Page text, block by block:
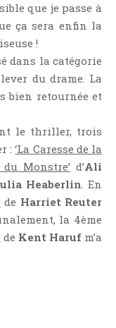
que je passe à
ça sera enfin la
!
dans la catégorie
du drame. La
bien retournée et
le thriller, trois
:‘La Caresse de la
du Monstre’ d’Ali
Heaberlin. En
de Harriet Reuter
la 4ème
de Kent Harufm’a